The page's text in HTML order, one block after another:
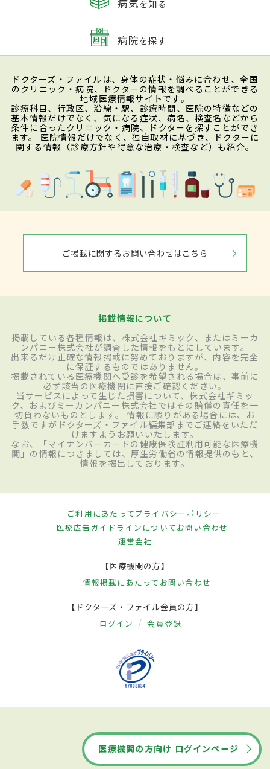
を知る
病院を探す
ドクターズ・ファイルは、身体の症状・悩みに合わせ、全国
のクリニック・病院、ドクターの情報を調べることができる
地域医療情報サイトです。
診療科目、行政区、沿線・駅、診療時間、医院の特徴などの
基本情報だけでなく、気になる症状、病名、検査名などから
条件に合ったクリニック・病院、ドクターを探すことができ
ます。 医院情報だけでなく、独自取材に基づき、ドクターに
関する情報（診療方針や得意な治療・検査など）も紹介。
ご掲載に関するお問い合わせはこちら
掲載情報について
掲載している各種情報は、株式会社ギミック、またはミーカ
ンパニー株式会社が調査した情報をもとにしています。
出来るだけ正確な情報掲載に努めておりますが、内容を完全
に保証するものではありません。
掲載されている医療機関へ受診を希望される場合は、事前に
必ず該当の医療機関に直接ご確認ください。
当サービスによって生じた損害について、株式会社ギミッ
ク、およびミーカンパニー株式会社ではその賠償の責任を一
切負わないものとします。 情報に誤りがある場合には、お
手数ですがドクターズ・ファイル編集部までご連絡をいただ
けますようお願いいたします。
なお、「マイナンバーカードの健康保険証利用可能な医療機
関」の情報につきましては、厚生労働省の情報提供のもと、
情報を掲出しております。
ご利用にあたってプライバシーポリシー
医療広告ガイドラインについてお問い合わせ
運営会社
【医療機関の方】
情報掲載にあたって お問い合わせ
【ドクターズ・ファイル会員の方】
ログイン 会員登録
医療機関の方向け ログインページ